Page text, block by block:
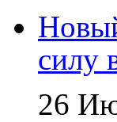
силу
26